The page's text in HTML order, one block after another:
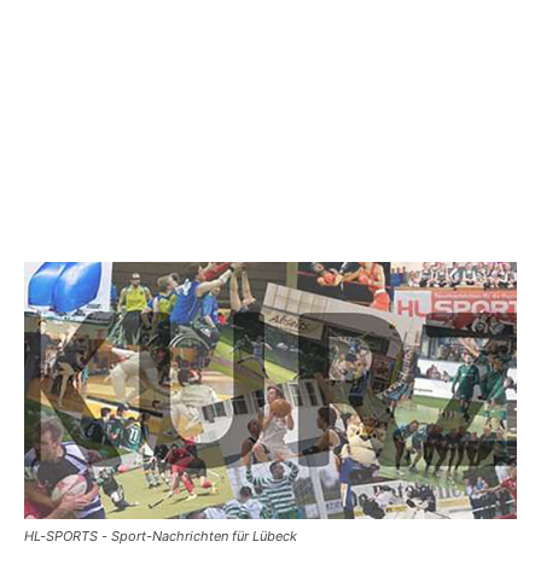
HL-SPORTS - Sport-Nachrichten für Lübeck